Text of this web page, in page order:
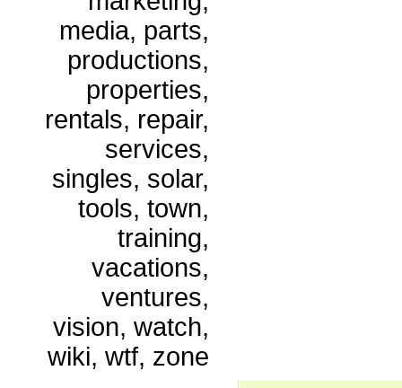
media, parts,
productions,
properties,
rentals, repair,
services,
singles, solar,
tools, town,
training,
vacations,
ventures,
vision, watch,
wiki, wtf, zone